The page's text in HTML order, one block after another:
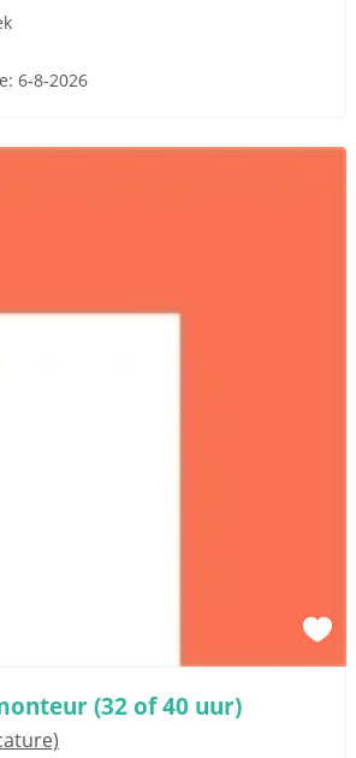
6-8-2026
(32 of 40 uur)